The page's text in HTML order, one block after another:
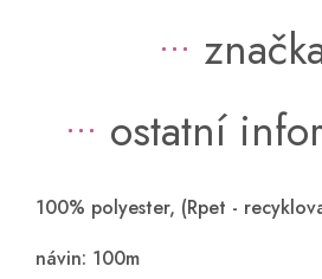
ostatní
100% polyester, (Rpet -
návin: 100m